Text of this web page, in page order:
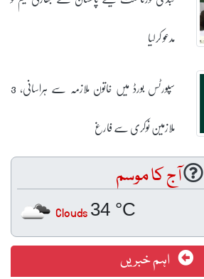
مدعو کرلیا
سپورٹس بورڈ میں خاتون ملازمہ سے ہراسانی، 3
ملازمین نوکری سے فارغ
آج کا موسم
34 °C
Clouds
اہم خبریں